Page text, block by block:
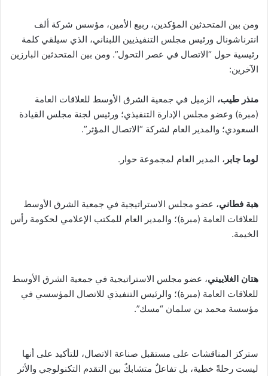
ومن بين المتحدثين المؤكدين، ربيع الأمين، مؤسس شركة ألف
انترناشونال ورئيس مجلس التنفيذيين اللبناني، الذي سيلقي كلمة
رئيسية حول “الاتصال في عصر التحول”. ومن بين المتحدثين البارزين
الآخرين:
منذر طيب، الزميل في جمعية الشرق الأوسط للعلاقات العامة
(مبرة) وعضو مجلس الإدارة التنفيذي؛ ورئيس لجنة مجلس القيادة
السعودي؛ والمدير العام لشركة “الاتصال المؤثر”.
لوما جابر ، المدير العام لمجموعة حوار.
هبة فطاني، عضو مجلس الاستراتيجية في جمعية الشرق الأوسط
للعلاقات العامة (مبرة)؛ والمدير العام للمكتب الإعلامي لحكومة رأس
الخيمة.
هتان الغلاييني، عضو مجلس الاستراتيجية في جمعية الشرق الأوسط
للعلاقات العامة (مبرة)؛ والرئيس التنفيذي للاتصال المؤسسي في
مؤسسة محمد بن سلمان “مسك”.
ستركز المناقشات على مستقبل صناعة الاتصال، للتأكيد على أنها
ليست رحلةً خطية، بل تفاعلٌ متشابكٌ بين التقدم التكنولوجي والأثر